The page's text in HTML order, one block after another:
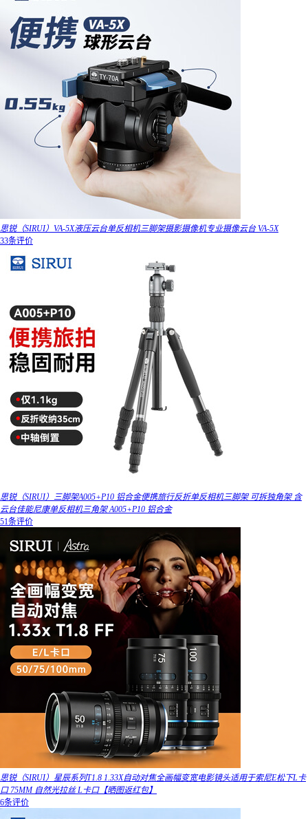
思锐（SIRUI）VA-5X液压云台单反相机三脚架摄影摄像机专业摄像云台 VA-5X
33条评价
思锐（SIRUI）三脚架A005+P10 铝合金便携旅行反折单反相机三脚架 可拆独角架 含
云台佳能尼康单反相机三角架 A005+P10 铝合金
51条评价
思锐（SIRUI）星辰系列T1.8 1.33X自动对焦全画幅变宽电影镜头适用于索尼E松下L卡
口 75MM 自然光拉丝 L卡口【晒图返红包】
6条评价